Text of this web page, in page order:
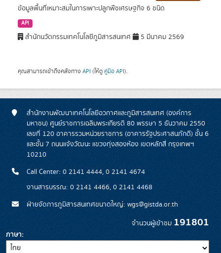
ข้อมูลพื้นที่เหมาะสมในการเพาะปลูกพืชเศรษฐกิจ 6 ชนิด
API
สำนักนวัตกรรมเทคโนโลยีภูมิสารสนเทศ 5 มีนาคม 2569
คุณสามารถเข้าถึงคลังทาง API (ให้ดู คู่มือ API).
สำนักงานพัฒนาเทคโนโลยีอวกาศและภูมิสารสนเทศ (องค์การ
มหาชน) ศูนย์ราชการเฉลิมพระเกียรติ 80 พรรษา 5 ธันวาคม 2550
เลขที่ 120 อาคารรวมหน่วยราชการ (อาคารรัฐประศาสนภักดี) ชั้น 6
และชั้น 7 ถนนแจ้งวัฒนะ แขวงทุ่งสองห้อง เขตหลักสี่ กรุงเทพฯ
10210
Call Center: 0 2141 4444, 0 2141 4674
งานสารบรรณ: 0 2141 4466, 0 2141 4468
ฝ่ายจัดการภูมิสารสนเทศขนาดใหญ่: wgs@gistda.or.th
จำนวนผู้เข้าชม 191801
ภาษา